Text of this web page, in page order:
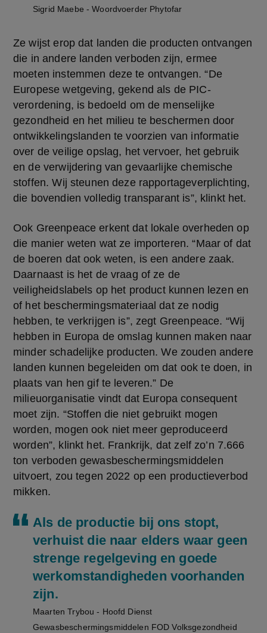
Sigrid Maebe - Woordvoerder Phytofar
Ze wijst erop dat landen die producten ontvangen
die in andere landen verboden zijn, ermee
moeten instemmen deze te ontvangen. “De
Europese wetgeving, gekend als de PIC-
verordening, is bedoeld om de menselijke
gezondheid en het milieu te beschermen door
ontwikkelingslanden te voorzien van informatie
over de veilige opslag, het vervoer, het gebruik
en de verwijdering van gevaarlijke chemische
stoffen. Wij steunen deze rapportageverplichting,
die bovendien volledig transparant is”, klinkt het.
Ook Greenpeace erkent dat lokale overheden op
die manier weten wat ze importeren. “Maar of dat
de boeren dat ook weten, is een andere zaak.
Daarnaast is het de vraag of ze de
veiligheidslabels op het product kunnen lezen en
of het beschermingsmateriaal dat ze nodig
hebben, te verkrijgen is”, zegt Greenpeace. “Wij
hebben in Europa de omslag kunnen maken naar
minder schadelijke producten. We zouden andere
landen kunnen begeleiden om dat ook te doen, in
plaats van hen gif te leveren.” De
milieuorganisatie vindt dat Europa consequent
moet zijn. “Stoffen die niet gebruikt mogen
worden, mogen ook niet meer geproduceerd
worden”, klinkt het. Frankrijk, dat zelf zo’n 7.666
ton verboden gewasbeschermingsmiddelen
uitvoert, zou tegen 2022 op een productieverbod
mikken.
Als de productie bij ons stopt,
verhuist die naar elders waar geen
strenge regelgeving en goede
werkomstandigheden voorhanden
zijn.
Maarten Trybou - Hoofd Dienst
Gewasbeschermingsmiddelen FOD Volksgezondheid